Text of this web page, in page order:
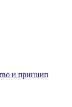
и принцип